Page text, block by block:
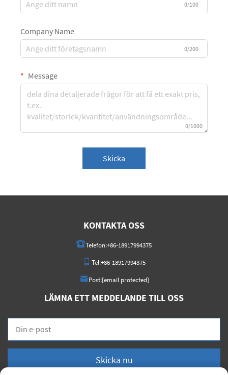
0/100
Company Name
0/200
Message
0/1000
Skicka
KONTAKTA OSS
Telefon:+86-18917994375
Tel:+86-18917994375
Post:[email protected]
LÄMNA ETT MEDDELANDE TILL OSS
Skicka nu